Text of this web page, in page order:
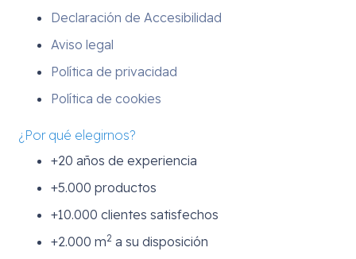
Declaración de Accesibilidad
Aviso legal
Política de privacidad
Política de cookies
¿Por qué elegirnos?
+20 años de experiencia
+5.000 productos
+10.000 clientes satisfechos
+2.000 m2 a su disposición